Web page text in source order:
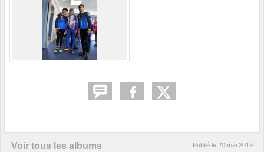
Voir tous les albums
Publié le 20 mai 2019